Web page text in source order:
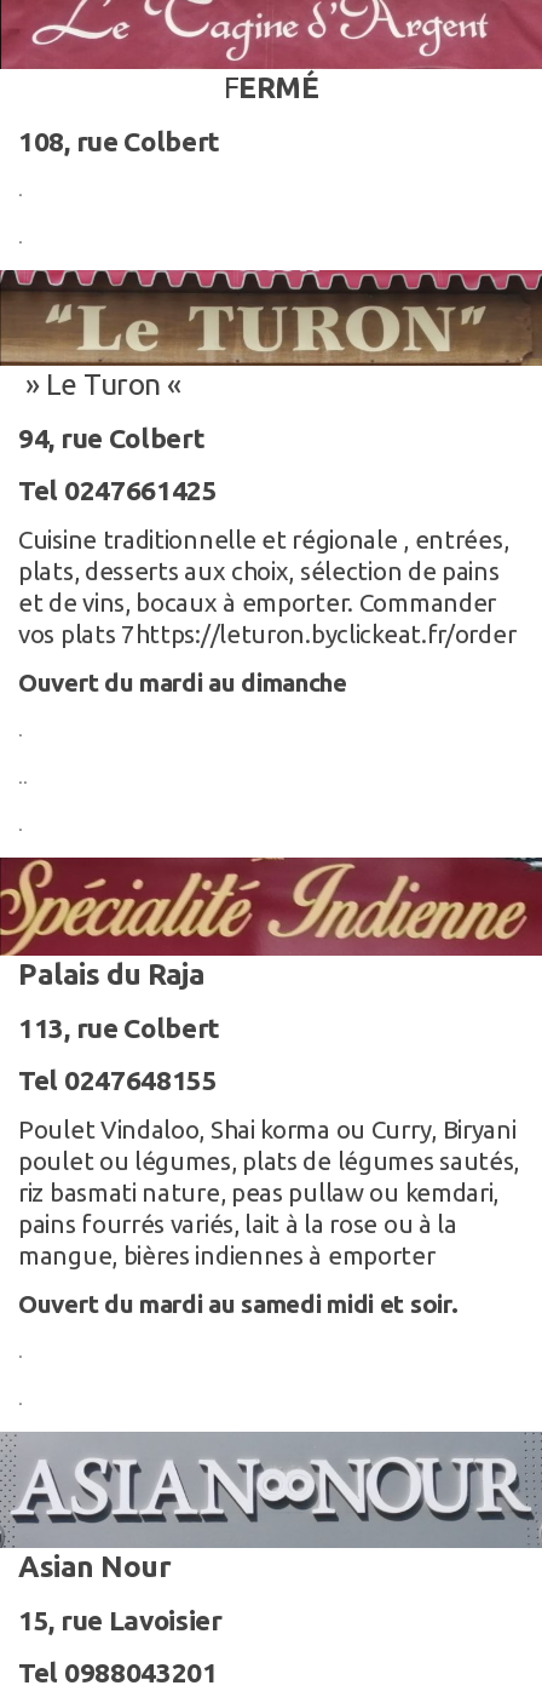
FERMÉ
108, rue Colbert
.
.
» Le Turon «
94, rue Colbert
Tel 0247661425
Cuisine traditionnelle et régionale , entrées,
plats, desserts aux choix, sélection de pains
et de vins, bocaux à emporter. Commander
vos plats 7https://leturon.byclickeat.fr/order
Ouvert du mardi au dimanche
.
..
.
Palais du Raja
113, rue Colbert
Tel 0247648155
Poulet Vindaloo, Shai korma ou Curry, Biryani
poulet ou légumes, plats de légumes sautés,
riz basmati nature, peas pullaw ou kemdari,
pains fourrés variés, lait à la rose ou à la
mangue, bières indiennes à emporter
Ouvert du mardi au samedi midi et soir.
.
.
Asian Nour
15, rue Lavoisier
Tel 0988043201